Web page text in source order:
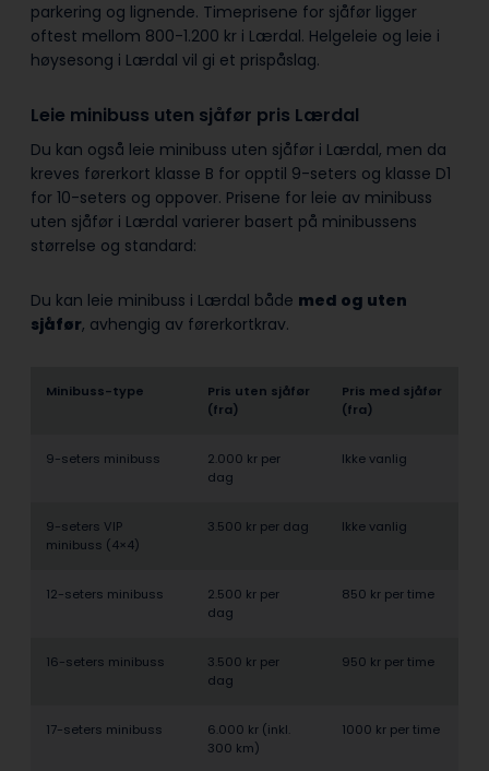
parkering og lignende. Timeprisene for sjåfør ligger
oftest mellom 800-1.200 kr i Lærdal. Helgeleie og leie i
høysesong i Lærdal vil gi et prispåslag.
Leie minibuss uten sjåfør pris Lærdal
Du kan også leie minibuss uten sjåfør i Lærdal, men da
kreves førerkort klasse B for opptil 9-seters og klasse D1
for 10-seters og oppover. Prisene for leie av minibuss
uten sjåfør i Lærdal varierer basert på minibussens
størrelse og standard:
Du kan leie minibuss i Lærdal både med og uten
sjåfør, avhengig av førerkortkrav.
Minibuss-type
Pris uten sjåfør
(fra)
Pris med sjåfør
(fra)
9-seters minibuss
2.000 kr per
dag
Ikke vanlig
9-seters VIP
minibuss (4×4)
3.500 kr per dag Ikke vanlig
12-seters minibuss
2.500 kr per
dag
850 kr per time
16-seters minibuss
3.500 kr per
dag
950 kr per time
17-seters minibuss
6.000 kr (inkl.
300 km)
1000 kr per time